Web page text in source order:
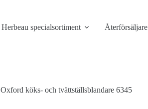
Herbeau specialsortiment Återförsäljare
Oxford köks- och tvättställsblandare 6345